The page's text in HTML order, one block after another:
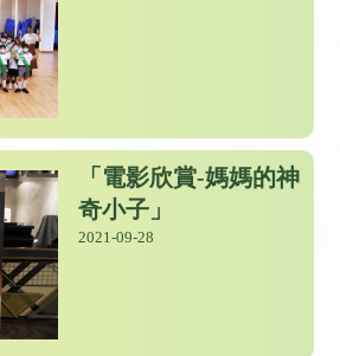
「電影欣賞-媽媽的神
奇小子」
2021-09-28